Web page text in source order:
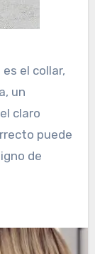
el collar,
un
claro
puede
de